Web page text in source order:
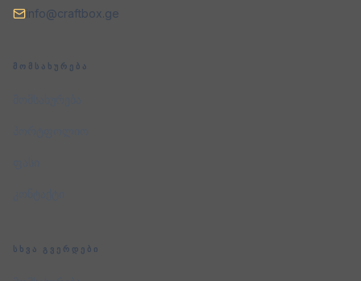
info@craftbox.ge
ᲛᲝᲛᲡᲐᲮᲣᲠᲔᲑᲐ
ᲡᲮᲕᲐ ᲒᲕᲔᲠᲓᲔᲑᲘ